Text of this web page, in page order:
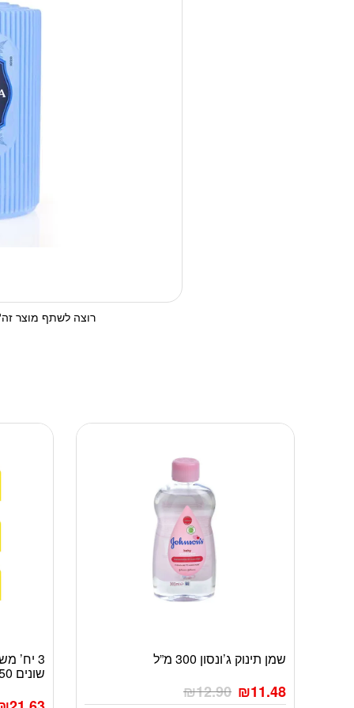
רוצה לשתף מוצר
שמן תינוק ג’ונסון 300 מ”ל
₪12.90 ₪11.48
3 יח’
שונים 50 מ”ל *תפזורת*
למוצר
זה